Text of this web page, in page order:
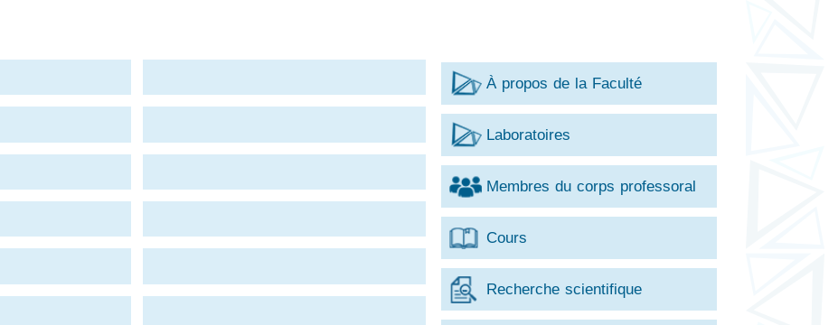
À propos de la Faculté
Laboratoires
Membres du corps professoral
Cours
Recherche scientifique